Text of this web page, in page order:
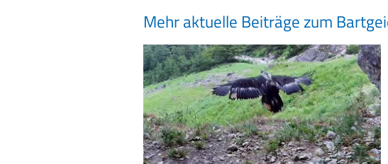
Mehr aktuelle Beiträge zum